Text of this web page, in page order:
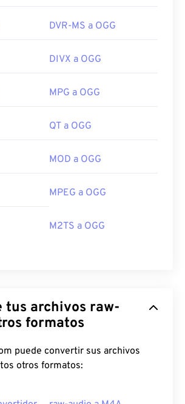
DVR-MS a OGG
DIVX a OGG
MPG a OGG
QT a OGG
MOD a OGG
MPEG a OGG
M2TS a OGG
archivos raw-
formatos
puede convertir sus archivos
otros formatos: